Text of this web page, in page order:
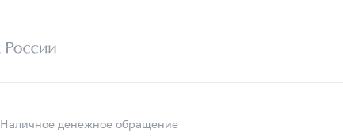
Наличное денежное обращение